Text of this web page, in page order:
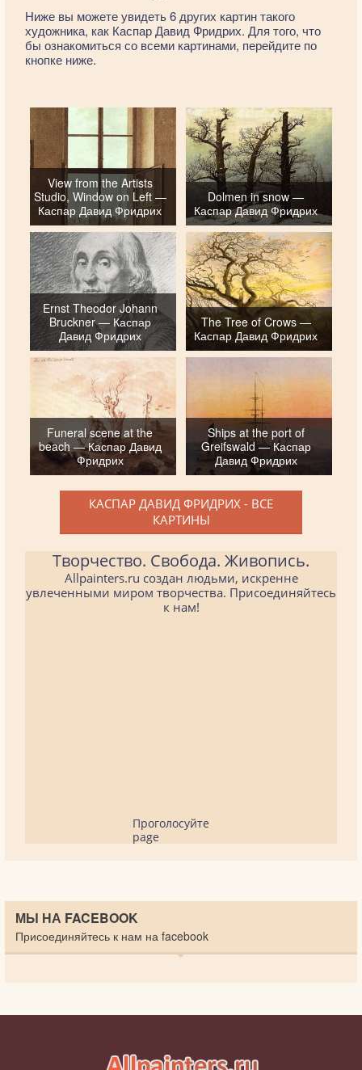
Ниже вы можете увидеть 6 других картин такого
художника, как Каспар Давид Фридрих. Для того, что
бы ознакомиться со всеми картинами, перейдите по
кнопке ниже.
View from the Artists
Studio, Window on Left —
Каспар Давид Фридрих
Dolmen in snow —
Каспар Давид Фридрих
Ernst Theodor Johann
Bruckner — Каспар
Давид Фридрих
The Tree of Crows —
Каспар Давид Фридрих
Funeral scene at the
beach — Каспар Давид
Фридрих
Ships at the port of
Greifswald — Каспар
Давид Фридрих
КАСПАР ДАВИД ФРИДРИХ - ВСЕ
КАРТИНЫ
Творчество. Свобода. Живопись.
Allpainters.ru создан людьми, искренне
увлеченными миром творчества. Присоединяйтесь
к нам!
Проголосуйте
page
МЫ НА FACEBOOK
Присоединяйтесь к нам на facebook